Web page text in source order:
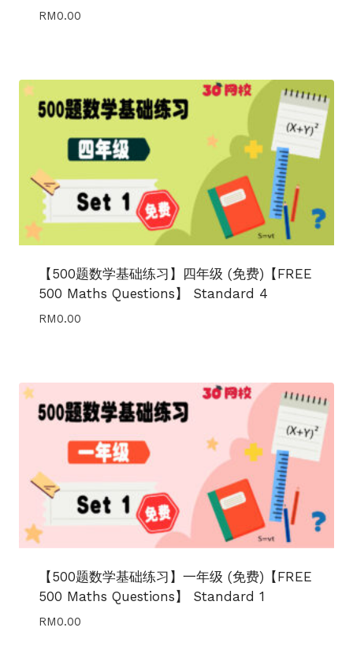
RM0.00
【500题数学基础练习】四年级 (免费)【FREE
500 Maths Questions】 Standard 4
RM0.00
【500题数学基础练习】一年级 (免费)【FREE
500 Maths Questions】 Standard 1
RM0.00